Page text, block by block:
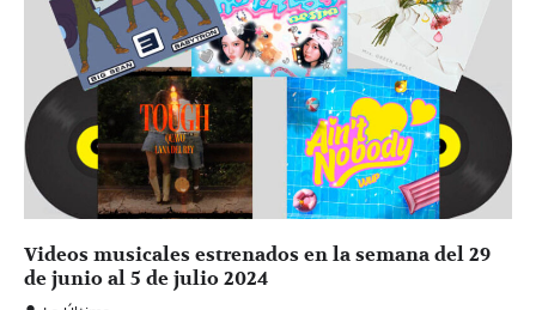
Videos musicales estrenados en la semana del 29
de junio al 5 de julio 2024